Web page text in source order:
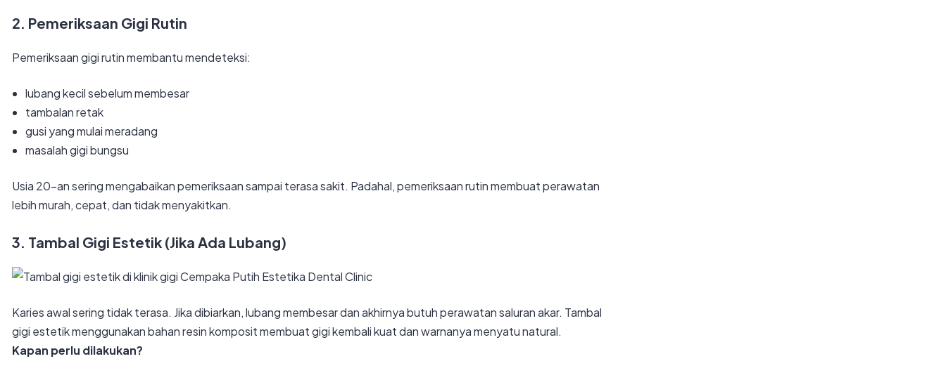
2. Pemeriksaan Gigi Rutin
Pemeriksaan gigi rutin membantu mendeteksi:
lubang kecil sebelum membesar
tambalan retak
gusi yang mulai meradang
masalah gigi bungsu
Usia 20-an sering mengabaikan pemeriksaan sampai terasa sakit. Padahal, pemeriksaan rutin membuat perawatan
lebih murah, cepat, dan tidak menyakitkan.
3. Tambal Gigi Estetik (Jika Ada Lubang)
Karies awal sering tidak terasa. Jika dibiarkan, lubang membesar dan akhirnya butuh perawatan saluran akar. Tambal
gigi estetik menggunakan bahan resin komposit membuat gigi kembali kuat dan warnanya menyatu natural.
Kapan perlu dilakukan?